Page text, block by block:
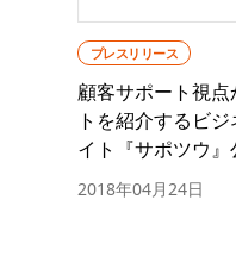
プレスリリース
顧客サポート視
トを紹介するビ
イト『サポツウ』
2018年04月24日